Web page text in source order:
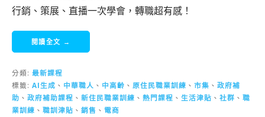
行銷、策展、直播一次學會，轉職超有感！
閱讀全文 →
分類: 最新課程
標籤: AI生成 、 中華職人 、 中高齡 、 原住民職業訓練 、 市集 、 政府補
助 、 政府補助課程 、 新住民職業訓練 、 熱門課程 、 生活津貼 、 社群 、 職
業訓練 、 職訓津貼 、 銷售 、 電商